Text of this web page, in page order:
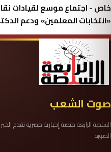
خاص - اجتماع موسع لقيادات
«انتخابات المعلمين» ودعم
صوت الشعب
السلطة الرابعة منصة إخبارية مصرية تقدم
الصورة.